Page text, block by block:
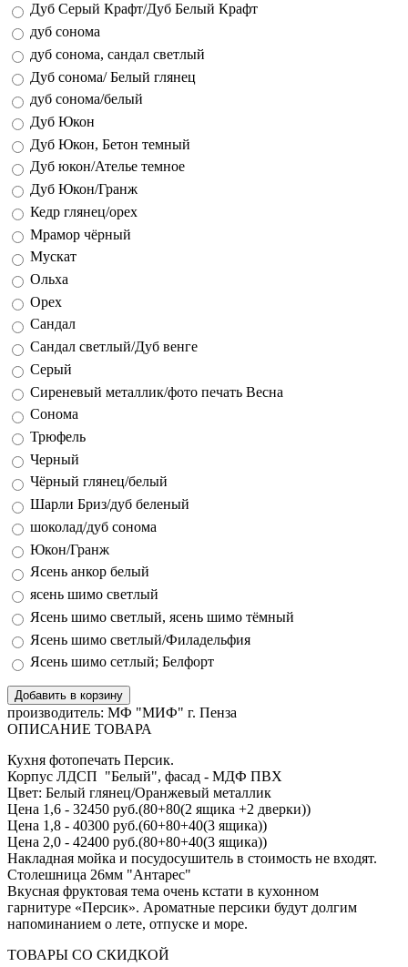
Дуб Серый Крафт/Дуб Белый Крафт
дуб сонома
дуб сонома, сандал светлый
Дуб сонома/ Белый глянец
дуб сонома/белый
Дуб Юкон
Дуб Юкон, Бетон темный
Дуб юкон/Ателье темное
Дуб Юкон/Гранж
Кедр глянец/орех
Мрамор чёрный
Мускат
Ольха
Орех
Сандал
Сандал светлый/Дуб венге
Серый
Сиреневый металлик/фото печать Весна
Сонома
Трюфель
Черный
Чёрный глянец/белый
Шарли Бриз/дуб беленый
шоколад/дуб сонома
Юкон/Гранж
Ясень анкор белый
ясень шимо светлый
Ясень шимо светлый, ясень шимо тёмный
Ясень шимо светлый/Филадельфия
Ясень шимо сетлый; Белфорт
производитель: МФ "МИФ" г. Пенза
ОПИСАНИЕ ТОВАРА
Кухня фотопечать Персик.
Корпус ЛДСП "Белый", фасад - МДФ ПВХ
Цвет: Белый глянец/Оранжевый металлик
Цена 1,6 - 32450 руб.(80+80(2 ящика +2 дверки))
Цена 1,8 - 40300 руб.(60+80+40(3 ящика))
Цена 2,0 - 42400 руб.(80+80+40(3 ящика))
Накладная мойка и посудосушитель в стоимость не входят.
Столешница 26мм "Антарес"
Вкусная фруктовая тема очень кстати в кухонном
гарнитуре «Персик». Ароматные персики будут долгим
напоминанием о лете, отпуске и море.
ТОВАРЫ СО СКИДКОЙ